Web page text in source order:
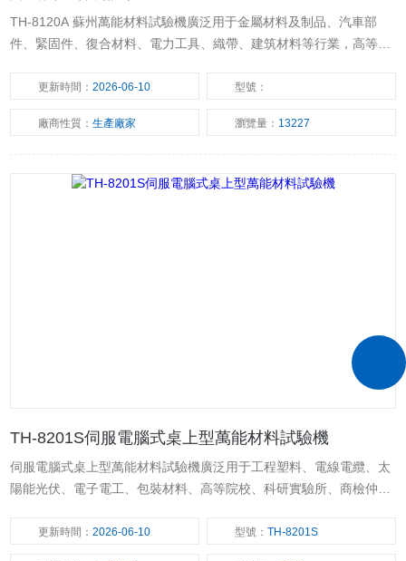
TH-8120A 蘇州萬能材料試驗機廣泛用于金屬材料及制品、汽車部
件、緊固件、復合材料、電力工具、織帶、建筑材料等行業，高等院
更新時間：2026-06-10 型號：
廠商性質：生產廠家 瀏覽量： 13227
TH-8201S伺服電腦式桌上型萬能材料試驗機
伺服電腦式桌上型萬能材料試驗機廣泛用于工程塑料、電線電纜、太
陽能光伏、電子電工、包裝材料、高等院校、科研實驗所、商檢仲
更新時間：2026-06-10 型號：TH-8201S